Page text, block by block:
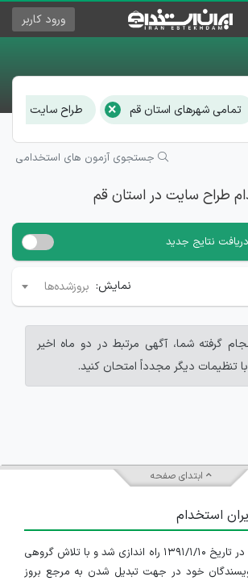
ورود کاربر
تمامی شهرهای استان قم × طراح سایت ×
جستجوی آزمون های استخدامی
طراح سایت در استان قم
نتایج جدید
نمایش: بروزشده‌ها
گرفته شما، آگهی مرتبط در دو ماه اخیر
تنظیمات دیگر مجدداً امتحان کنید.
ابتدای صفحه
استخدام
سایت ایران استخدام در تاریخ ۱۳۹۱/۱/۱۰ راه اندازی شد و با تلاش گروهی
خود در جهت تبدیل شدن به مرجع بروز